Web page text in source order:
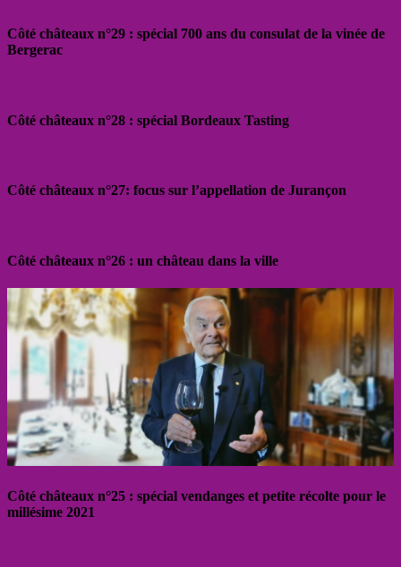
Côté châteaux n°29 : spécial 700 ans du consulat de la vinée de
Bergerac
Côté châteaux n°28 : spécial Bordeaux Tasting
Côté châteaux n°27: focus sur l’appellation de Jurançon
Côté châteaux n°26 : un château dans la ville
Côté châteaux n°25 : spécial vendanges et petite récolte pour le
millésime 2021